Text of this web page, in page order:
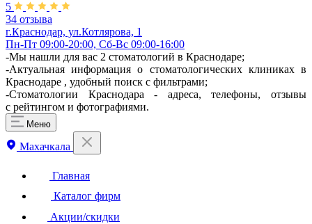
5
34 отзыва
г.Краснодар, ул.Котлярова, 1
Пн-Пт 09:00-20:00, Сб-Вс 09:00-16:00
-Мы нашли для вас 2 стоматологий в Краснодаре;
-Актуальная информация о стоматологических клиниках в
Краснодаре , удобный поиск с фильтрами;
-Стоматологии Краснодара - адреса, телефоны, отзывы
с рейтингом и фотографиями.
Меню
Махачкала
Главная
Каталог фирм
Акции/скидки